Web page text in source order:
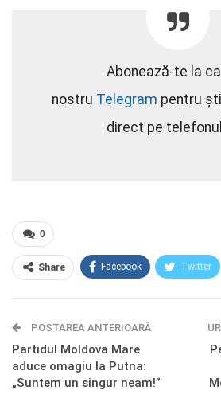
Abonează-te la
nostru Telegram pentru
direct pe
0
Share Facebook Twitter
Telegram OK.ru
POSTAREA ANTERIOARĂ
Partidul Moldova Mare
aduce omagiu la Putna:
„Suntem un singur neam!”